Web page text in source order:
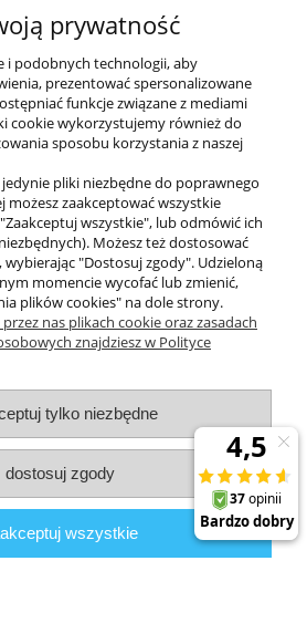
8435578507699
160 x 160 x MAGNOLIA
KONTAKT
KONTO
11a, 75-216 Koszalin // NIP669-050-03-43
// E-mail: sklep@zuma-line.pl
prywatność
i podobnych technologii, aby
prezentować spersonalizowane
funkcje związane z mediami
cookie wykorzystujemy również do
sposobu korzystania z naszej
jedynie pliki niezbędne do poprawnego
możesz zaakceptować wszystkie
wszystkie", lub odmówić ich
Możesz też dostosować
"Dostosuj zgody". Udzieloną
momencie wycofać lub zmienić,
plików cookies" na dole strony.
nas plikach cookie oraz zasadach
znajdziesz w Polityce
tylko niezbędne
dostosuj zgody
wszystkie